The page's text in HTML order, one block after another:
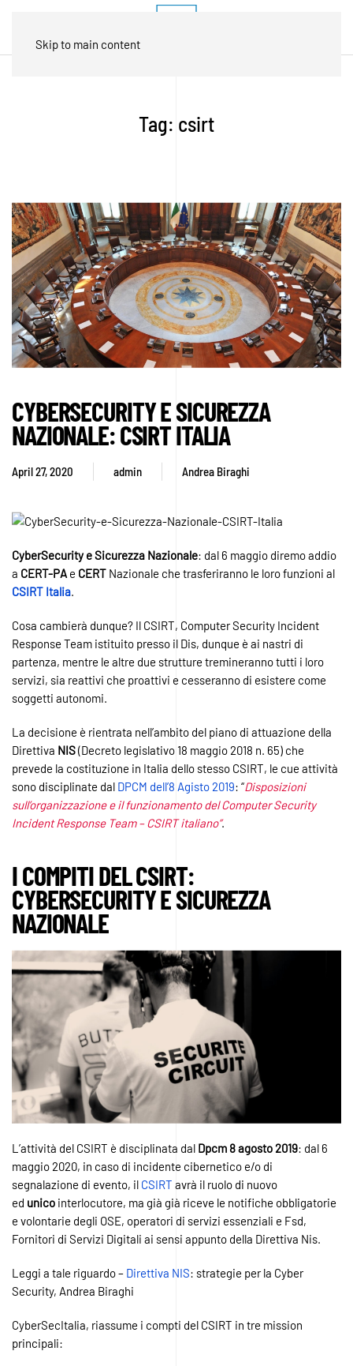
Skip to main content
Tag: csirt
CYBERSECURITY E SICUREZZA
NAZIONALE: CSIRT ITALIA
April 27, 2020 admin Andrea Biraghi
CyberSecurity eSicurezza Nazionale: dal 6 maggio diremo addio
a CERT-PA e CERT Nazionale che trasferiranno le loro funzioni al
CSIRT Italia.
Cosa cambierà dunque? Il CSIRT, Computer Security Incident
Response Team istituito presso il Dis, dunque è ai nastri di
partenza, mentre le altre due strutture tremineranno tutti i loro
servizi, sia reattivi che proattivi e cesseranno di esistere come
soggetti autonomi.
La decisione è rientrata nell’ambito del piano di attuazione della
Direttiva NIS(Decreto legislativo 18 maggio 2018 n. 65) che
prevede la costituzione in Italia dello stesso CSIRT, le cue attività
sono disciplinate dal DPCM dell’8 Agisto 2019: “Disposizioni
sull’organizzazione e il funzionamento del Computer Security
Incident Response Team – CSIRT italiano”.
I COMPITI DEL CSIRT:
CYBERSECURITYESICUREZZA
NAZIONALE
L’attività del CSIRT è disciplinata dal Dpcm 8 agosto 2019: dal 6
maggio 2020, in caso di incidente cibernetico e/o di
segnalazione di evento, il CSIRT avrà il ruolo di nuovo
ed unico interlocutore, ma già già riceve le notifiche obbligatorie
e volontarie degli OSE, operatori di servizi essenziali e Fsd,
Fornitori di Servizi Digitali ai sensi appunto della Direttiva Nis.
Leggi a tale riguardo – Direttiva NIS: strategie per la Cyber
Security, Andrea Biraghi
CyberSecItalia, riassume i compti del CSIRT in tre mission
principali: